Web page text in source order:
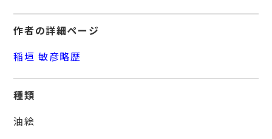
作者の詳細ページ
稲垣 敏彦略歴
種類
油絵